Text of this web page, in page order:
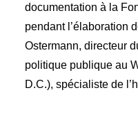
documentation à la
pendant l’élaboration
Ostermann, directeur
politique publique au
D.C.), spécialiste de